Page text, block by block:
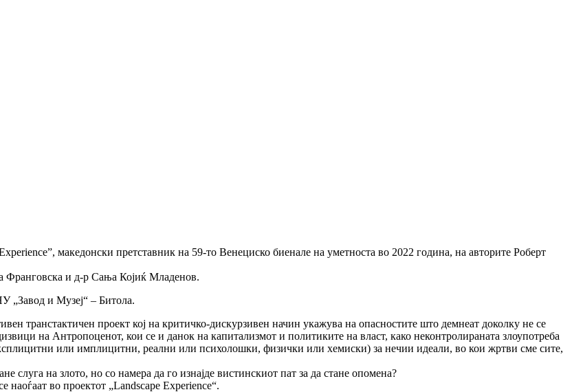
македонски претставник на 59-то Венециско биенале на уметноста во 2022 година, на авторите Роберт
Франговска и д-р Сања Којиќ Младенов.
„Завод и Музеј“ – Битола.
транстактичен проект кој на критичко-дискурзивен начин укажува на опасностите што демнеат доколку не се
на Антропоценот, кои се и данок на капитализмот и политиките на власт, како неконтролираната злоупотреба
или имплицитни, реални или психолошки, физички или хемиски) за нечии идеали, во кои жртви сме сите,
слуга на злото, но со намера да го изнајде вистинскиот пат за да стане опомена?
наоѓаат во проектот „Landscape Experience“.